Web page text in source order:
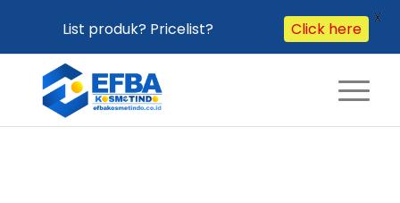
List produk? Pricelist? Click here
X